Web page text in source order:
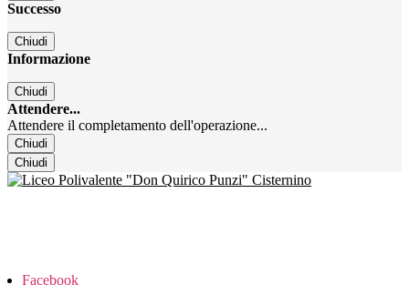
Successo
Chiudi
Informazione
Chiudi
Attendere...
Attendere il completamento dell'operazione...
Chiudi
Chiudi
Facebook